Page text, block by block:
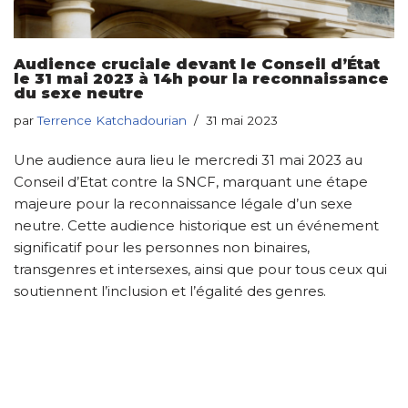
Audience cruciale devant le Conseil d’État
le 31 mai 2023 à 14h pour la reconnaissance
du sexe neutre
parTerrence Katchadourian 31 mai 2023
Une audience aura lieu le mercredi 31 mai 2023 au
Conseil d’Etat contre la SNCF, marquant une étape
majeure pour la reconnaissance légale d’un sexe
neutre. Cette audience historique est un événement
significatif pour les personnes non binaires,
transgenres et intersexes, ainsi que pour tous ceux qui
soutiennent l’inclusion et l’égalité des genres.